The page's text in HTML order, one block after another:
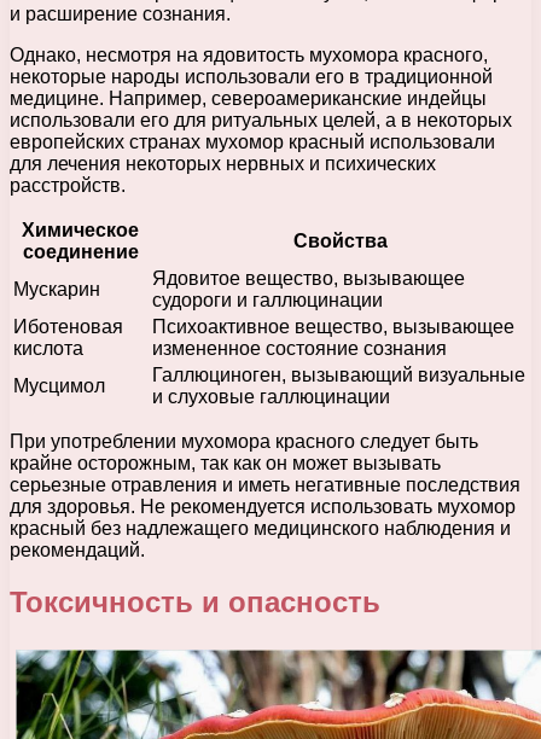
и расширение сознания.
Однако, несмотря на ядовитость мухомора красного,
некоторые народы использовали его в традиционной
медицине. Например, североамериканские индейцы
использовали его для ритуальных целей, а в некоторых
европейских странах мухомор красный использовали
для лечения некоторых нервных и психических
расстройств.
Химическое
соединение
Свойства
Мускарин
Ядовитое вещество, вызывающее
судороги и галлюцинации
Иботеновая
кислота
Психоактивное вещество, вызывающее
измененное состояние сознания
Мусцимол
Галлюциноген, вызывающий визуальные
и слуховые галлюцинации
При употреблении мухомора красного следует быть
крайне осторожным, так как он может вызывать
серьезные отравления и иметь негативные последствия
для здоровья. Не рекомендуется использовать мухомор
красный без надлежащего медицинского наблюдения и
рекомендаций.
Токсичность и опасность